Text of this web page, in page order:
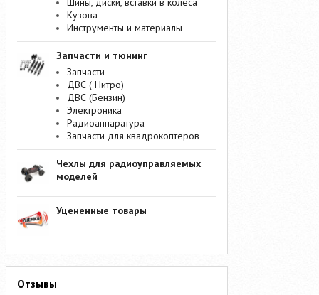
Кузова
Инструменты и материалы
Запчасти и тюнинг
Запчасти
ДВС ( Нитро)
ДВС (Бензин)
Электроника
Радиоаппаратура
Запчасти для квадрокоптеров
Чехлы для радиоуправляемых
моделей
Уцененные товары
Отзывы